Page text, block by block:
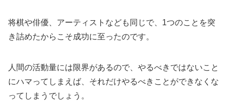
将棋や俳優、アーティストなども同じで、1つのことを突
き詰めたからこそ成功に至ったのです。
人間の活動量には限界があるので、やるべきではないこと
にハマってしまえば、それだけやるべきことができなくな
ってしまうでしょう。